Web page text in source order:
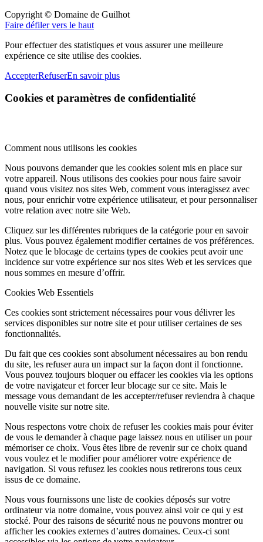
Copyright © Domaine de Guilhot
Faire défiler vers le haut
Pour effectuer des statistiques et vous assurer une meilleure
expérience ce site utilise des cookies.
AccepterRefuserEn savoir plus
Cookies et paramètres de confidentialité
Comment nous utilisons les cookies
Nous pouvons demander que les cookies soient mis en place sur
votre appareil. Nous utilisons des cookies pour nous faire savoir
quand vous visitez nos sites Web, comment vous interagissez avec
nous, pour enrichir votre expérience utilisateur, et pour personnaliser
votre relation avec notre site Web.
Cliquez sur les différentes rubriques de la catégorie pour en savoir
plus. Vous pouvez également modifier certaines de vos préférences.
Notez que le blocage de certains types de cookies peut avoir une
incidence sur votre expérience sur nos sites Web et les services que
nous sommes en mesure d’offrir.
Cookies Web Essentiels
Ces cookies sont strictement nécessaires pour vous délivrer les
services disponibles sur notre site et pour utiliser certaines de ses
fonctionnalités.
Du fait que ces cookies sont absolument nécessaires au bon rendu
du site, les refuser aura un impact sur la façon dont il fonctionne.
Vous pouvez toujours bloquer ou effacer les cookies via les options
de votre navigateur et forcer leur blocage sur ce site. Mais le
message vous demandant de les accepter/refuser reviendra à chaque
nouvelle visite sur notre site.
Nous respectons votre choix de refuser les cookies mais pour éviter
de vous le demander à chaque page laissez nous en utiliser un pour
mémoriser ce choix. Vous êtes libre de revenir sur ce choix quand
vous voulez et le modifier pour améliorer votre expérience de
navigation. Si vous refusez les cookies nous retirerons tous ceux
issus de ce domaine.
Nous vous fournissons une liste de cookies déposés sur votre
ordinateur via notre domaine, vous pouvez ainsi voir ce qui y est
stocké. Pour des raisons de sécurité nous ne pouvons montrer ou
afficher les cookies externes d’autres domaines. Ceux-ci sont